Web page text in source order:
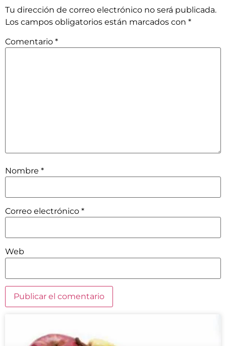
Tu dirección de correo electrónico no será publicada.
Los campos obligatorios están marcados con *
Comentario *
Nombre *
Correo electrónico *
Web